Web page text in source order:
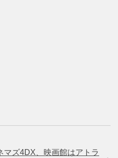
マズ4DX、映画館はアトラ